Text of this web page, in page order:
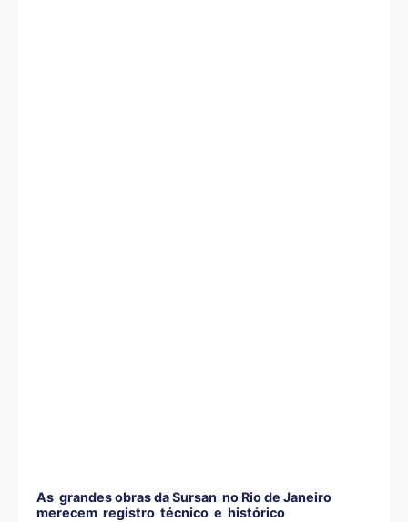
As grandes obras da Sursan no Rio de Janeiro
merecem registro técnico e histórico